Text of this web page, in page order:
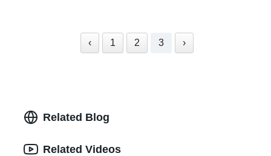
‹ 1 2 3 ›
Related Blog
Related Videos